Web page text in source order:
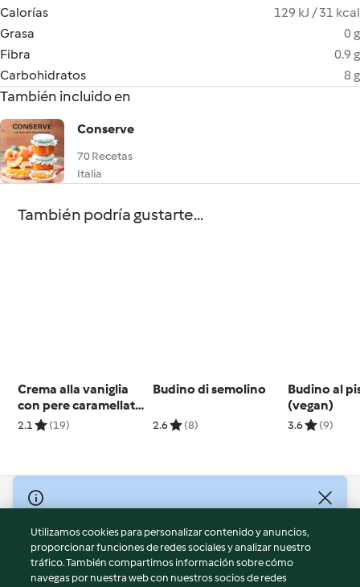
Calorías
129 kJ / 31 kcal
Grasa
0 g
Fibra
0.9 g
Carbohidratos
8 g
También incluido en
Conserve
70 Recetas
Italia
También podría gustarte...
Crema alla vaniglia
con pere caramellate
(senza glutine)
2.1 (19)
Budino di semolino
2.6 (8)
Budino al
(vegan)
3.6 (9)
© Copyright 2026
Términos de uso
Política de privacidad
Aviso legal
Utilizamos cookies para personalizar contenido y anuncios,
proporcionar funciones de redes sociales y analizar nuestro
tráfico. También compartimos información sobre cómo
navegas por nuestra web con nuestros socios de redes